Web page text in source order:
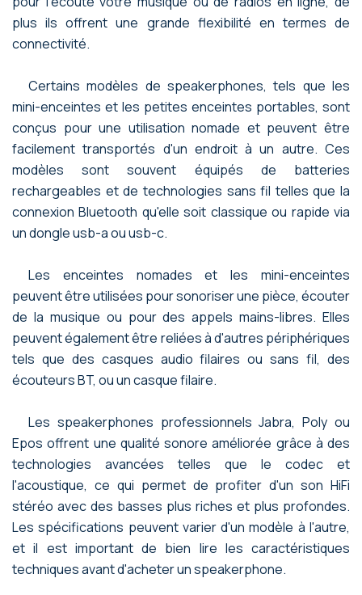
plus ils offrent une grande flexibilité en termes de
connectivité.
Certains modèles de speakerphones, tels que les
mini-enceintes et les petites enceintes portables, sont
conçus pour une utilisation nomade et peuvent être
facilement transportés d'un endroit à un autre. Ces
modèles sont souvent équipés de batteries
rechargeables et de technologies sans fil telles que la
connexion Bluetooth qu'elle soit classique ou rapide via
un dongle usb-a ou usb-c.
Les enceintes nomades et les mini-enceintes
peuvent être utilisées pour sonoriser une pièce, écouter
de la musique ou pour des appels mains-libres. Elles
peuvent également être reliées à d'autres périphériques
tels que des casques audio filaires ou sans fil, des
écouteurs BT, ou un casque filaire.
Les speakerphones professionnels Jabra, Poly ou
Epos offrent une qualité sonore améliorée grâce à des
technologies avancées telles que le codec et
l'acoustique, ce qui permet de profiter d'un son HiFi
stéréo avec des basses plus riches et plus profondes.
Les spécifications peuvent varier d'un modèle à l'autre,
et il est important de bien lire les caractéristiques
techniques avant d'acheter un speakerphone.